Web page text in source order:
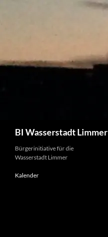
BI Wasserstadt Limmer
Bürgerinitiative für die
Wasserstadt Limmer
Kalender